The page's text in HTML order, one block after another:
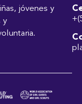
jóvenes y
y